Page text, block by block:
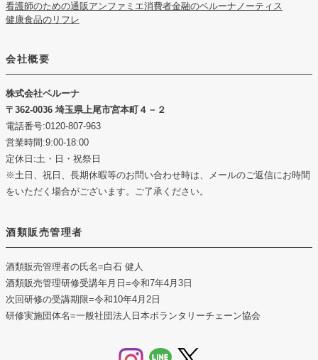
看護師のための通販アンファミエ消費者金融のベルーナノーティス
健康食品のリフレ
会社概要
株式会社ベルーナ
362-0036 埼玉県上尾市宮本町４－２
電話番号:0120-807-963
営業時間:9:00-18:00
定休日:土・日・祝祭日
※土日、祝日、長期休暇等のお問い合わせ時は、メールのご返信にお時間
をいただく場合がございます。ご了承ください。
酒類販売管理者
酒類販売管理者の氏名=白石 健人
酒類販売管理研修受講年月日 =令和7年4月3日
次回研修の受講期限=令和10年4月2日
研修実施団体名=一般社団法人日本ボランタリーチェーン協会